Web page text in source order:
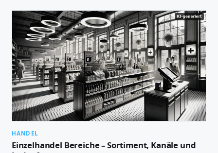
HANDEL
Einzelhandel Bereiche – Sortiment, Kanäle und